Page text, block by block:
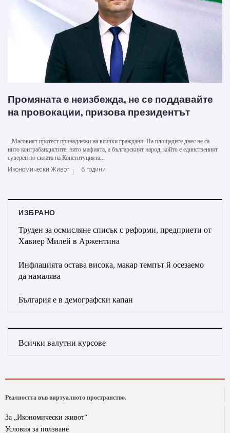
Промяната е неизбежда, не се поддавайте
на провокации, призова президентът
„Масовият протест принадлежи на всички граждани. На площадите днес не са
нито контрабандистите, нито мафията, а българският народ, който е единственият
суверен по силата на Конституцията...
Икономически Живот
6 години
ИЗБРАНО
Труден за осмисляне списък с реформи, предприети от
Хавиер Милей в Аржентина
Инфлацията остава висока, макар темпът й осезаемо
да намалява
България е в демографски капан
Всички валутни курсове
Реалността във виртуалното пространство.
За „Икономически живот“
Условия за ползване